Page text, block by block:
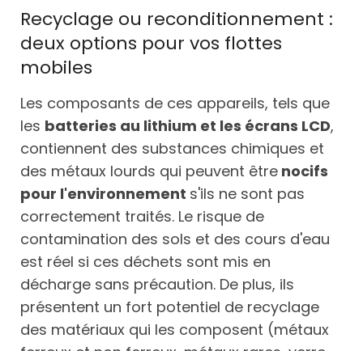
Recyclage ou reconditionnement :
deux options pour vos flottes
mobiles
Les composants de ces appareils, tels que
les batteries au lithium et les écrans LCD,
contiennent des substances chimiques et
des métaux lourds qui peuvent être nocifs
pour l'environnement s'ils ne sont pas
correctement traités. Le risque de
contamination des sols et des cours d'eau
est réel si ces déchets sont mis en
décharge sans précaution. De plus, ils
présentent un fort potentiel de recyclage
des matériaux qui les composent (métaux